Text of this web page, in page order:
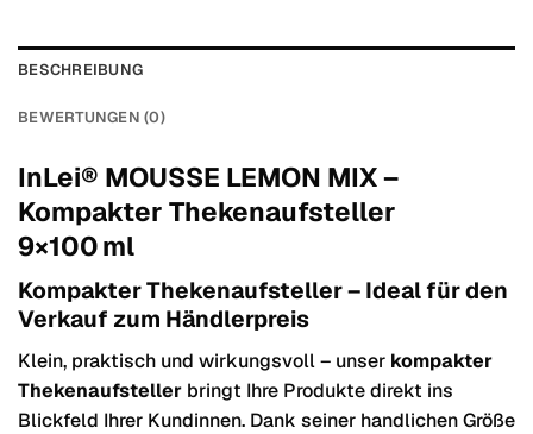
BESCHREIBUNG
BEWERTUNGEN (0)
InLei® MOUSSE LEMON MIX –
Kompakter Thekenaufsteller
9×100 ml
Kompakter Thekenaufsteller – Ideal für den
Verkauf zum Händlerpreis
Klein, praktisch und wirkungsvoll – unser kompakter
Thekenaufsteller bringt Ihre Produkte direkt ins
Blickfeld Ihrer Kundinnen. Dank seiner handlichen Größe